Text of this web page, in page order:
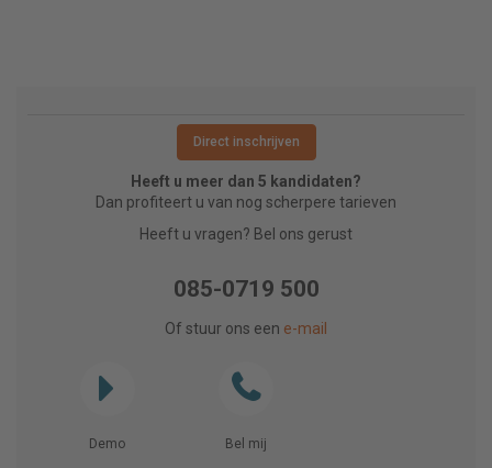
Direct inschrijven
Heeft u meer dan 5 kandidaten?
Dan profiteert u van nog scherpere tarieven
Heeft u vragen? Bel ons gerust
085-0719 500
Of stuur ons een e-mail
Demo Bel mij